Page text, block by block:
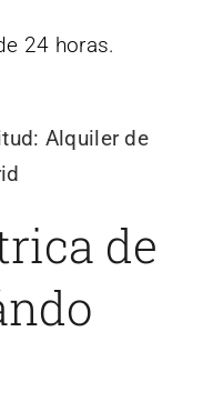
24 horas.
Alquiler de
de